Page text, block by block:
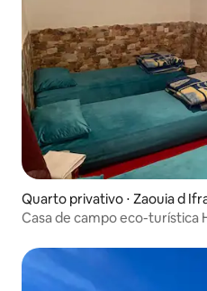
Quarto privativo ⋅ Zaouia d
Casa de campo eco-turística